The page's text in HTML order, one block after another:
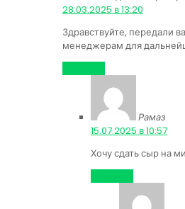
28.03.2025 в 13:20
Здравствуйте, передали
менеджерам для
Рамаз
15.07.2025 в 10:57
Хочу сдать сыр на